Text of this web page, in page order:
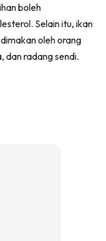
boleh
Selain itu, ikan
oleh orang
dan radang sendi.